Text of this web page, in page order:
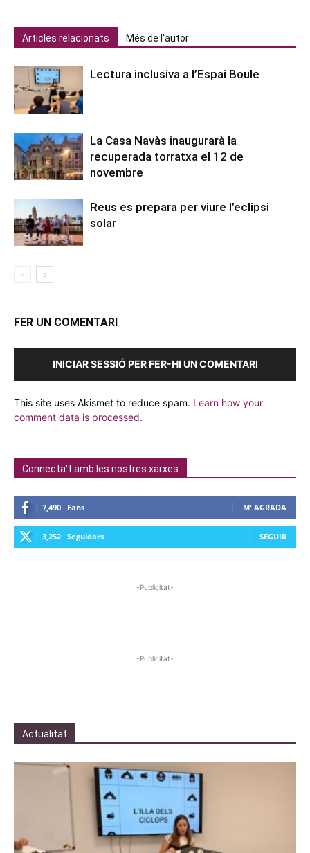
Articles relacionats Més de l'autor
Lectura inclusiva a l’Espai Boule
La Casa Navàs inaugurarà la
recuperada torratxa el 12 de
novembre
Reus es prepara per viure l’eclipsi
solar
FER UN COMENTARI
INICIAR SESSIÓ PER FER-HI UN COMENTARI
This site uses Akismet to reduce spam. Learn how your
comment data is processed.
Connecta't amb les nostres xarxes
7,490 Fans M' AGRADA
3,252 Seguidors SEGUIR
-Publicitat-
-Publicitat-
Actualitat